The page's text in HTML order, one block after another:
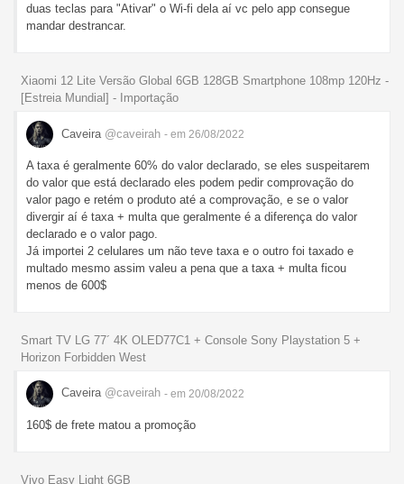
duas teclas para "Ativar" o Wi-fi dela aí vc pelo app consegue
mandar destrancar.
Xiaomi 12 Lite Versão Global 6GB 128GB Smartphone 108mp 120Hz -
[Estreia Mundial] - Importação
Caveira @caveirah - em 26/08/2022
A taxa é geralmente 60% do valor declarado, se eles suspeitarem
do valor que está declarado eles podem pedir comprovação do
valor pago e retém o produto até a comprovação, e se o valor
divergir aí é taxa + multa que geralmente é a diferença do valor
declarado e o valor pago.
Já importei 2 celulares um não teve taxa e o outro foi taxado e
multado mesmo assim valeu a pena que a taxa + multa ficou
menos de 600$
Smart TV LG 77´ 4K OLED77C1 + Console Sony Playstation 5 +
Horizon Forbidden West
Caveira @caveirah - em 20/08/2022
160$ de frete matou a promoção
Vivo Easy Light 6GB